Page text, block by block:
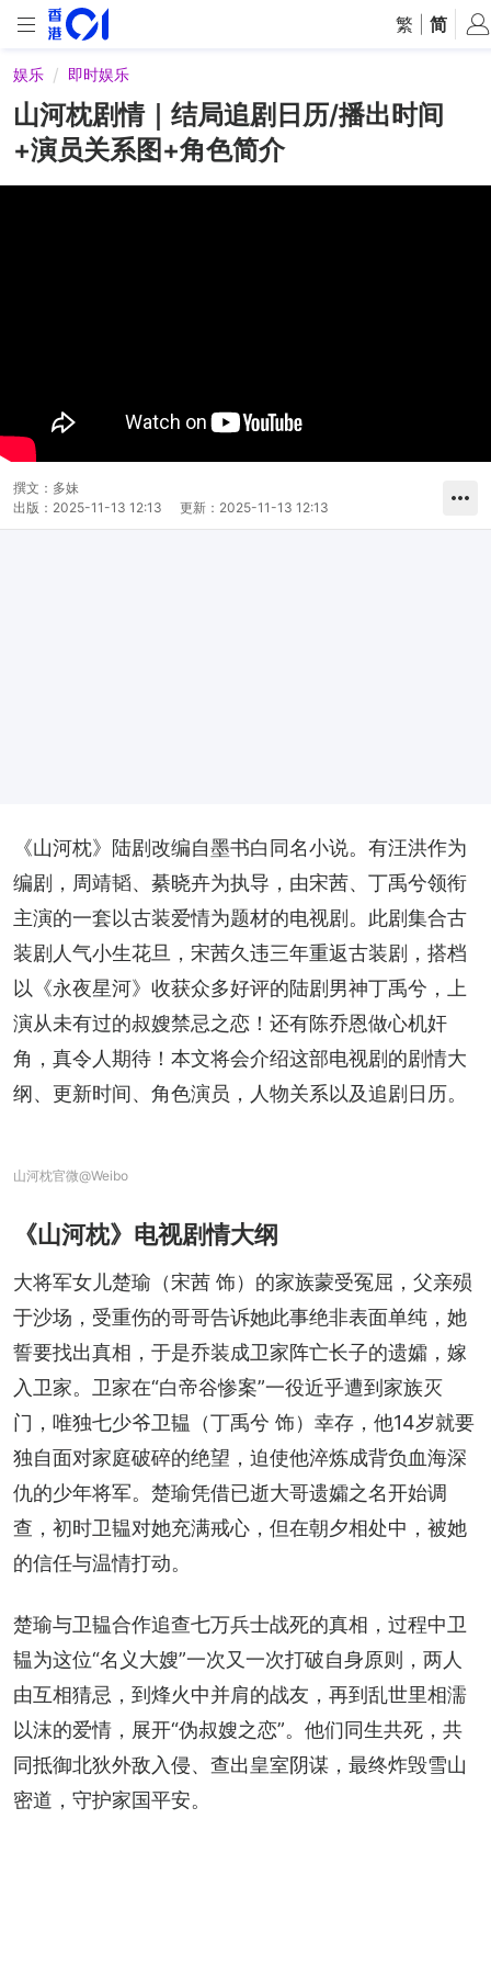
繁 简
娱乐 即时娱乐
山河枕剧情｜结局追剧日历/播出时间
+演员关系图+角色简介
撰文： 多妹
出版： 2025-11-13 12:13 更新： 2025-11-13 12:13
《山河枕》陆剧改编自墨书白同名小说。有汪洪作为
编剧，周靖韬、綦晓卉为执导，由宋茜、丁禹兮领衔
主演的一套以古装爱情为题材的电视剧。此剧集合古
装剧人气小生花旦，宋茜久违三年重返古装剧，搭档
以《永夜星河》收获众多好评的陆剧男神丁禹兮，上
演从未有过的叔嫂禁忌之恋！还有陈乔恩做心机奸
角，真令人期待！本文将会介绍这部电视剧的剧情大
纲、更新时间、角色演员，人物关系以及追剧日历。
山河枕官微@Weibo
《山河枕》电视剧情大纲
大将军女儿楚瑜（宋茜 饰）的家族蒙受冤屈，父亲殒
于沙场，受重伤的哥哥告诉她此事绝非表面单纯，她
誓要找出真相，于是乔装成卫家阵亡长子的遗孀，嫁
入卫家。卫家在“白帝谷惨案”一役近乎遭到家族灭
门，唯独七少爷卫韫（丁禹兮 饰）幸存，他14岁就要
独自面对家庭破碎的绝望，迫使他淬炼成背负血海深
仇的少年将军。楚瑜凭借已逝大哥遗孀之名开始调
查，初时卫韫对她充满戒心，但在朝夕相处中，被她
的信任与温情打动。
楚瑜与卫韫合作追查七万兵士战死的真相，过程中卫
韫为这位“名义大嫂”一次又一次打破自身原则，两人
由互相猜忌，到烽火中并肩的战友，再到乱世里相濡
以沫的爱情，展开“伪叔嫂之恋”。他们同生共死，共
同抵御北狄外敌入侵、查出皇室阴谋，最终炸毁雪山
密道，守护家国平安。